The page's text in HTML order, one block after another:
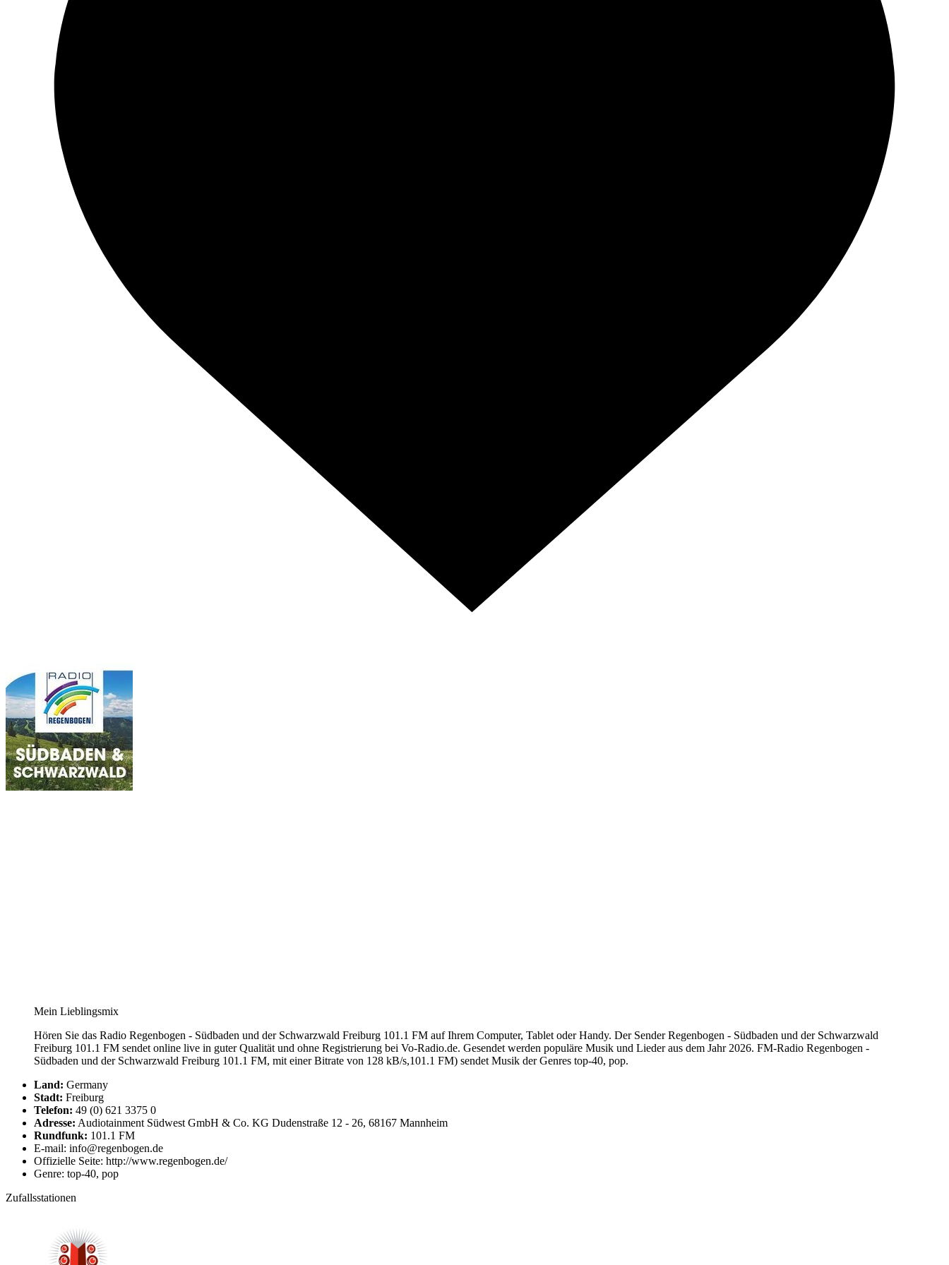
Mein Lieblingsmix
Hören Sie das Radio Regenbogen - Südbaden und der Schwarzwald Freiburg 101.1 FM auf Ihrem Computer, Tablet oder Handy. Der Sender Regenbogen - Südbaden und der Schwarzwald
Freiburg 101.1 FM sendet online live in guter Qualität und ohne Registrierung bei Vo-Radio.de. Gesendet werden populäre Musik und Lieder aus dem Jahr 2026. FM-Radio Regenbogen -
Südbaden und der Schwarzwald Freiburg 101.1 FM, mit einer Bitrate von 128 kB/s,101.1 FM) sendet Musik der Genres top-40, pop.
Land: Germany
Stadt: Freiburg
Telefon: 49 (0) 621 3375 0
Adresse: Audiotainment Südwest GmbH & Co. KG Dudenstraße 12 - 26, 68167 Mannheim
Rundfunk: 101.1 FM
E-mail: info@regenbogen.de
Offizielle Seite: http://www.regenbogen.de/
Genre: top-40, pop
Zufallsstationen